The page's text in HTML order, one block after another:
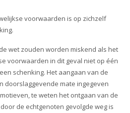
voorwaarden is op zichzelf
wet zouden worden miskend als het
voorwaarden in dit geval niet op één
schenking. Het aangaan van de
doorslaggevende mate ingegeven
te weten het ontgaan van de
de echtgenoten gevolgde weg is